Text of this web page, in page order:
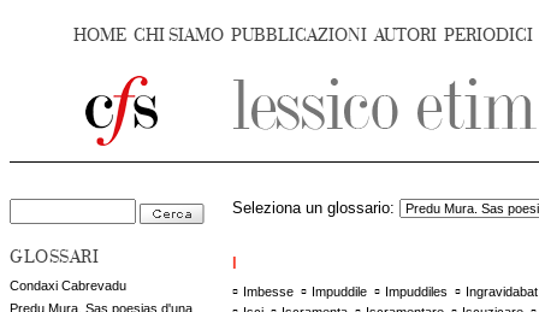
HOME CHI SIAMO PUBBLICAZIONI AUTORI PERIODICI
GLOSSARI
Condaxi Cabrevadu
Predu Mura. Sas poesias d'una
Seleziona un glossario:
▫ Imbesse ▫ Impuddile ▫ Impuddiles ▫ Ingravidabat